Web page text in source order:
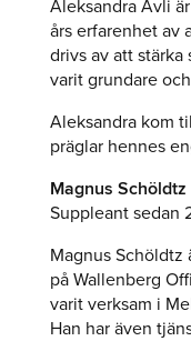
Aleksandra Avli
års erfarenhet av
drivs av att
varit grundare
Aleksandra kom
präglar hennes
Magnus Schöldtz
Suppleant sedan
Magnus Schöldtz
på Wallenberg
varit verksam i
Han har även